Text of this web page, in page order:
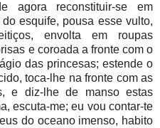
agora reconstituir-se em
esquife, pousa esse vulto,
envolta em roupas
e coroada a fronte com o
das princesas; estende o
toca-lhe na fronte com as
e diz-lhe de manso estas
escuta-me; eu vou contar-te
do oceano imenso, habito